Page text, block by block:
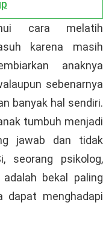
cara melatih
karena masih
anaknya
sebenarnya
banyak hal sendiri.
tumbuh menjadi
jawab dan tidak
seorang psikolog,
bekal paling
dapat menghadapi